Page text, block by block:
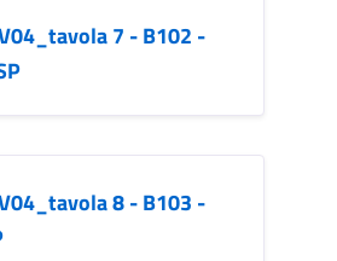
7 - B102 -
8 - B103 -